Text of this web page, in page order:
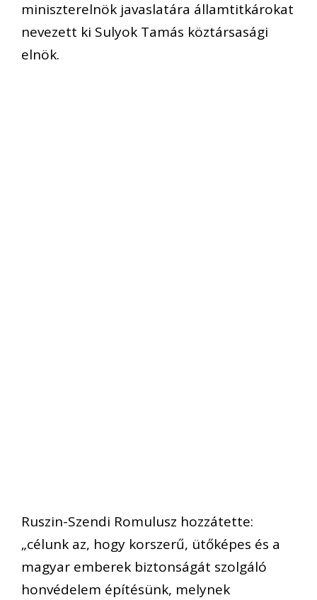
miniszterelnök javaslatára államtitkárokat
nevezett ki Sulyok Tamás köztársasági
elnök.
Ruszin-Szendi Romulusz hozzátette:
„célunk az, hogy korszerű, ütőképes és a
magyar emberek biztonságát szolgáló
honvédelem építésünk, melynek